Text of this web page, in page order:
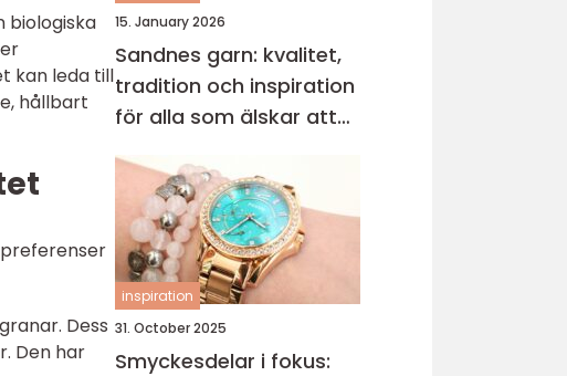
biologiska
kan leda till
hållbart
Dess
Den har
15. January 2026
Sandnes garn: kvalitet,
tradition och inspiration
för alla som älskar att
inspiration
31. October 2025
Smyckesdelar i fokus: